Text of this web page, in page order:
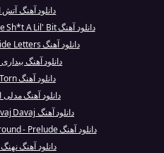
دانلود آهنگ
دانلود آهنگ Shootin' The Sh*t A Lil' Bit از MC Ren
دانلود آهنگ Suicide Letters از Tech N9ne
دانلود آهنگ
دانلود آهنگ Torn از Ava Max
دانلود آهنگ مدلی
دانلود آهنگ Davaj Davaj از DJ Aligator
دانلود آهنگ Higher Ground - Prelude از Missy El...
دانلود آهنگ نهنگ